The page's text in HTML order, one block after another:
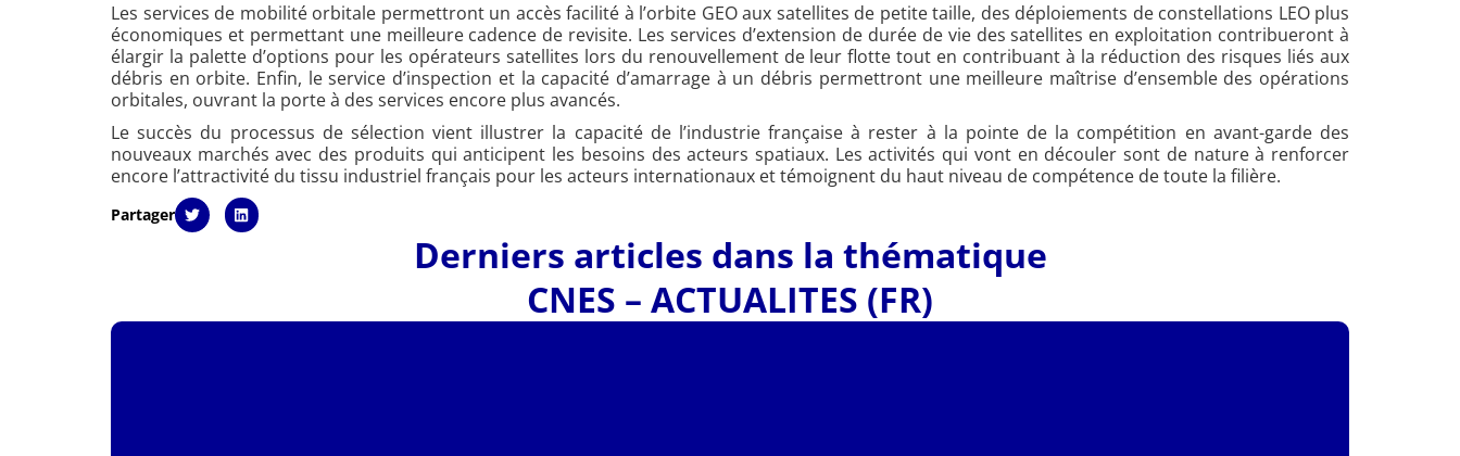
Les services de mobilité orbitale permettront un accès facilité à l’orbite GEO aux satellites de petite taille, des déploiements de constellations LEO plus
économiques et permettant une meilleure cadence de revisite. Les services d’extension de durée de vie des satellites en exploitation contribueront à
élargir la palette d’options pour les opérateurs satellites lors du renouvellement de leur flotte tout en contribuant à la réduction des risques liés aux
débris en orbite. Enfin, le service d’inspection et la capacité d’amarrage à un débris permettront une meilleure maîtrise d’ensemble des opérations
orbitales, ouvrant la porte à des services encore plus avancés.
Le succès du processus de sélection vient illustrer la capacité de l’industrie française à rester à la pointe de la compétition en avant-garde des
nouveaux marchés avec des produits qui anticipent les besoins des acteurs spatiaux. Les activités qui vont en découler sont de nature à renforcer
encore l’attractivité du tissu industriel français pour les acteurs internationaux et témoignent du haut niveau de compétence de toute la filière.
Partager
Derniers articles dans la thématique
CNES – ACTUALITES (FR)